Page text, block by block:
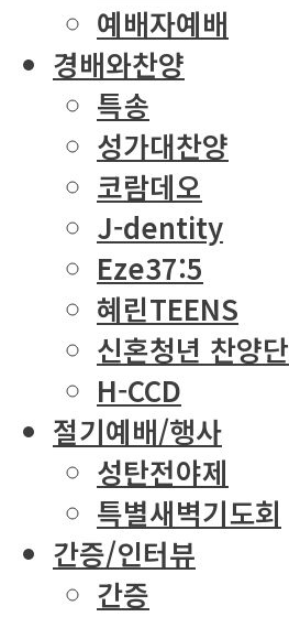
예배자예배
경배와찬양
특송
성가대찬양
코람데오
J-dentity
Eze37:5
혜린TEENS
신혼청년 찬양단
H-CCD
절기예배/행사
성탄전야제
특별새벽기도회
간증/인터뷰
간증